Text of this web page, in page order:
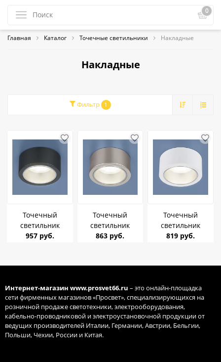
0
Главная Каталог Точечные светильники Накладные
Накладные
Фильтр 1
Точечный
светильник
Elektrostandard
957 руб.
Точечный
светильник
Elektrostandard
накладной
863 руб.
Точечный
светильник
Elektrostandard
819 руб.
Интернет-магазин www.prosvet66.ru – это онлайн-площадка
сети фирменных магазинов «Просвет», специализирующихся на
розничной продаже светотехники, электрооборудования,
кабельно-проводниковой и электроустановочной продукции от
ведущих производителей Италии, Германии, Австрии, Бельгии,
Польши, Чехии, России и Китая.